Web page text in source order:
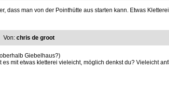
dass man von der Pointhütte aus starten kann. Etwas
Von: chris de groot
Giebelhaus?)
es mit etwas kletterei vieleicht, möglich denkst du? Vieleicht